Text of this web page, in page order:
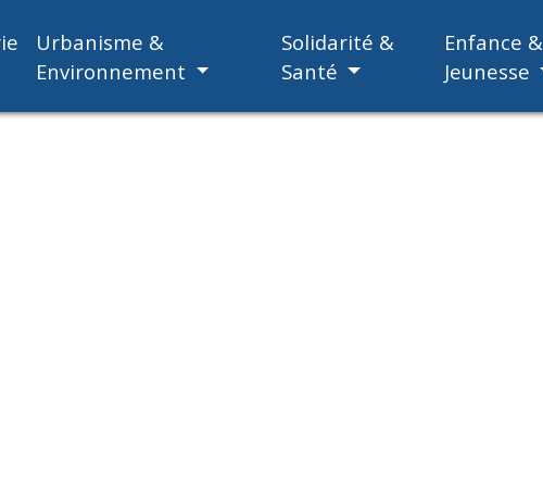
Urbanisme &
Environnement
Solidarité &
Santé
Enfance &
Jeunesse